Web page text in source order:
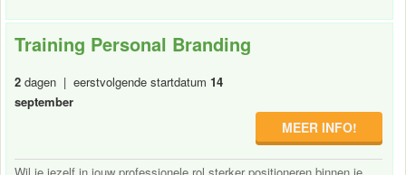
Training Personal Branding
2 dagen | eerstvolgende startdatum 14
september
MEER INFO!
Wil je jezelf in jouw professionele rol sterker positioneren binnen je